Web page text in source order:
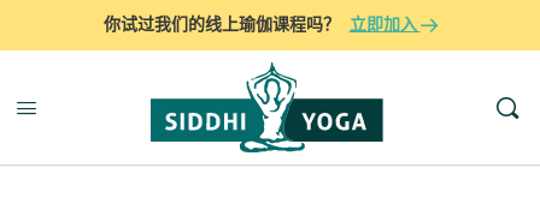
你试过我们的线上瑜伽课程吗？ 立即加入
联盟协议